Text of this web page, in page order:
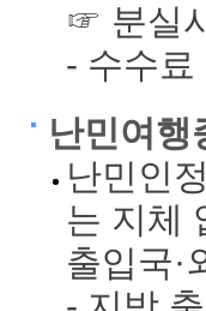
☞ 분실
- 수수료
난민여행
난민인
는 지체
출입국·